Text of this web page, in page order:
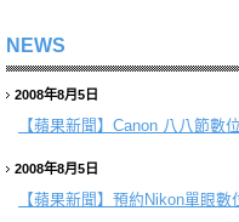
NEWS
2008年8月5日
【蘋果新聞】 Canon 八八節數
2008年8月5日
【蘋果新聞】 預約Nikon單眼數